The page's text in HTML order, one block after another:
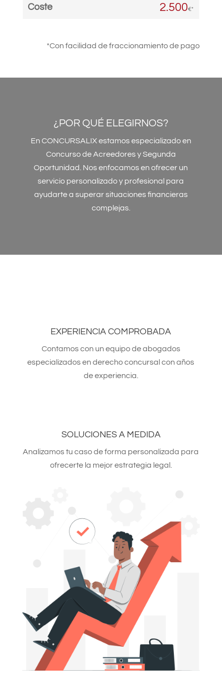
2.500€*
*Con facilidad de fraccionamiento de pago
¿POR QUÉ ELEGIRNOS?
En CONCURSALIX estamos especializado en
Concurso de Acreedores y Segunda
Oportunidad. Nos enfocamos en ofrecer un
servicio personalizado y profesional para
ayudarte a superar situaciones financieras
complejas.
EXPERIENCIA COMPROBADA
Contamos con un equipo de abogados
especializados en derecho concursal con años
de experiencia.
SOLUCIONES A MEDIDA
Analizamos tu caso de forma personalizada para
ofrecerte la mejor estrategia legal.